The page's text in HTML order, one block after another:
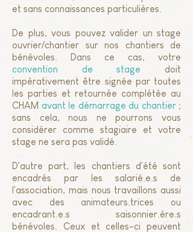
et sans connaissances particulières.
De plus, vous pouvez valider un stage
ouvrier/chantier sur nos chantiers de
bénévoles.
Dans ce cas, votre
convention de stage doit
impérativement être signée par toutes
les parties et retournée complétée au
CHAM avant le démarrage du chantier;
sans cela, nous ne pourrons vous
considérer comme stagiaire et votre
stage ne sera pas validé.
D'autre part, les chantiers d'été sont
encadrés par les salarié.e.s de
l'association, mais nous travaillons aussi
avec des animateurs.trices ou
encadrant.e.s saisonnier.ère.s
bénévoles. Ceux et celles-ci peuvent